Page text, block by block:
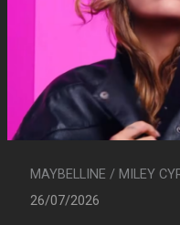
MAYBELLINE / MILEY
26/07/2026